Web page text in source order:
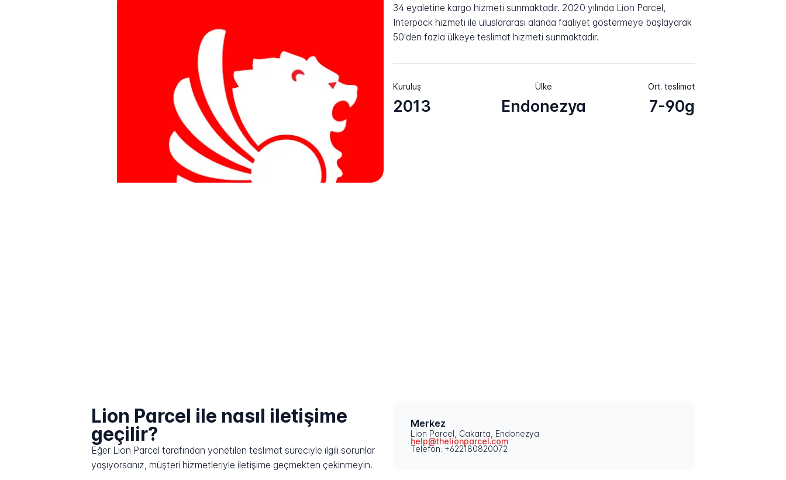
34 eyaletine kargo hizmeti sunmaktadır. 2020 yılında Lion Parcel,
Interpack hizmeti ile uluslararası alanda faaliyet göstermeye başlayarak
50'den fazla ülkeye teslimat hizmeti sunmaktadır.
Kuruluş
2013
Ülke
Endonezya
Ort. teslimat
7-90g
Lion Parcel ile nasıl iletişime
geçilir?
Eğer Lion Parcel tarafından yönetilen teslimat süreciyle ilgili sorunlar
yaşıyorsanız, müşteri hizmetleriyle iletişime geçmekten çekinmeyin.
Merkez
Lion Parcel, Cakarta, Endonezya
help@thelionparcel.com
Telefon: +622180820072